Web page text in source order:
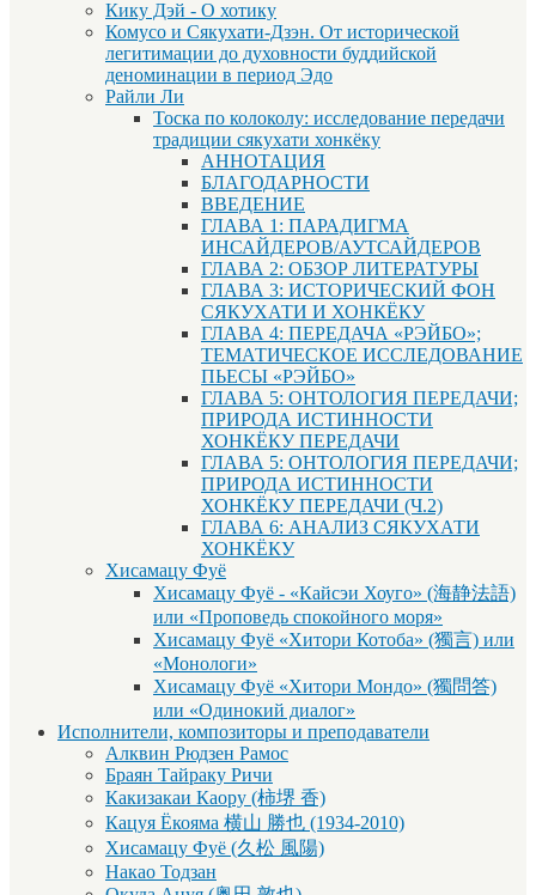
Кику Дэй - О хотику
Комусо и Сякухати-Дзэн. От исторической
легитимации до духовности буддийской
деноминации в период Эдо
Райли Ли
Тоска по колоколу: исследование передачи
традиции сякухати хонкёку
АННОТАЦИЯ
БЛАГОДАРНОСТИ
ВВЕДЕНИЕ
ГЛАВА 1: ПАРАДИГМА
ИНСАЙДЕРОВ/АУТСАЙДЕРОВ
ГЛАВА 2: ОБЗОР ЛИТЕРАТУРЫ
ГЛАВА 3: ИСТОРИЧЕСКИЙ ФОН
СЯКУХАТИ И ХОНКЁКУ
ГЛАВА 4: ПЕРЕДАЧА «РЭЙБО»;
ТЕМАТИЧЕСКОЕ ИССЛЕДОВАНИЕ
ПЬЕСЫ «РЭЙБО»
ГЛАВА 5: ОНТОЛОГИЯ ПЕРЕДАЧИ;
ПРИРОДА ИСТИННОСТИ
ХОНКЁКУ ПЕРЕДАЧИ
ГЛАВА 5: ОНТОЛОГИЯ ПЕРЕДАЧИ;
ПРИРОДА ИСТИННОСТИ
ХОНКЁКУ ПЕРЕДАЧИ (Ч.2)
ГЛАВА 6: АНАЛИЗ СЯКУХАТИ
ХОНКЁКУ
Хисамацу Фуё
Хисамацу Фуё - «Кайсэи Хоуго» (海静法語)
или «Проповедь спокойного моря»
Хисамацу Фуё «Хитори Котоба» (獨言) или
«Монологи»
Хисамацу Фуё «Хитори Мондо» (獨問答)
или «Одинокий диалог»
Исполнители, композиторы и преподаватели
Алквин Рюдзен Рамос
Браян Тайраку Ричи
Какизакаи Каору (柿堺 香)
Кацуя Ёкояма 横山 勝也 (1934-2010)
Хисамацу Фуё (久松 風陽)
Накао Тодзан